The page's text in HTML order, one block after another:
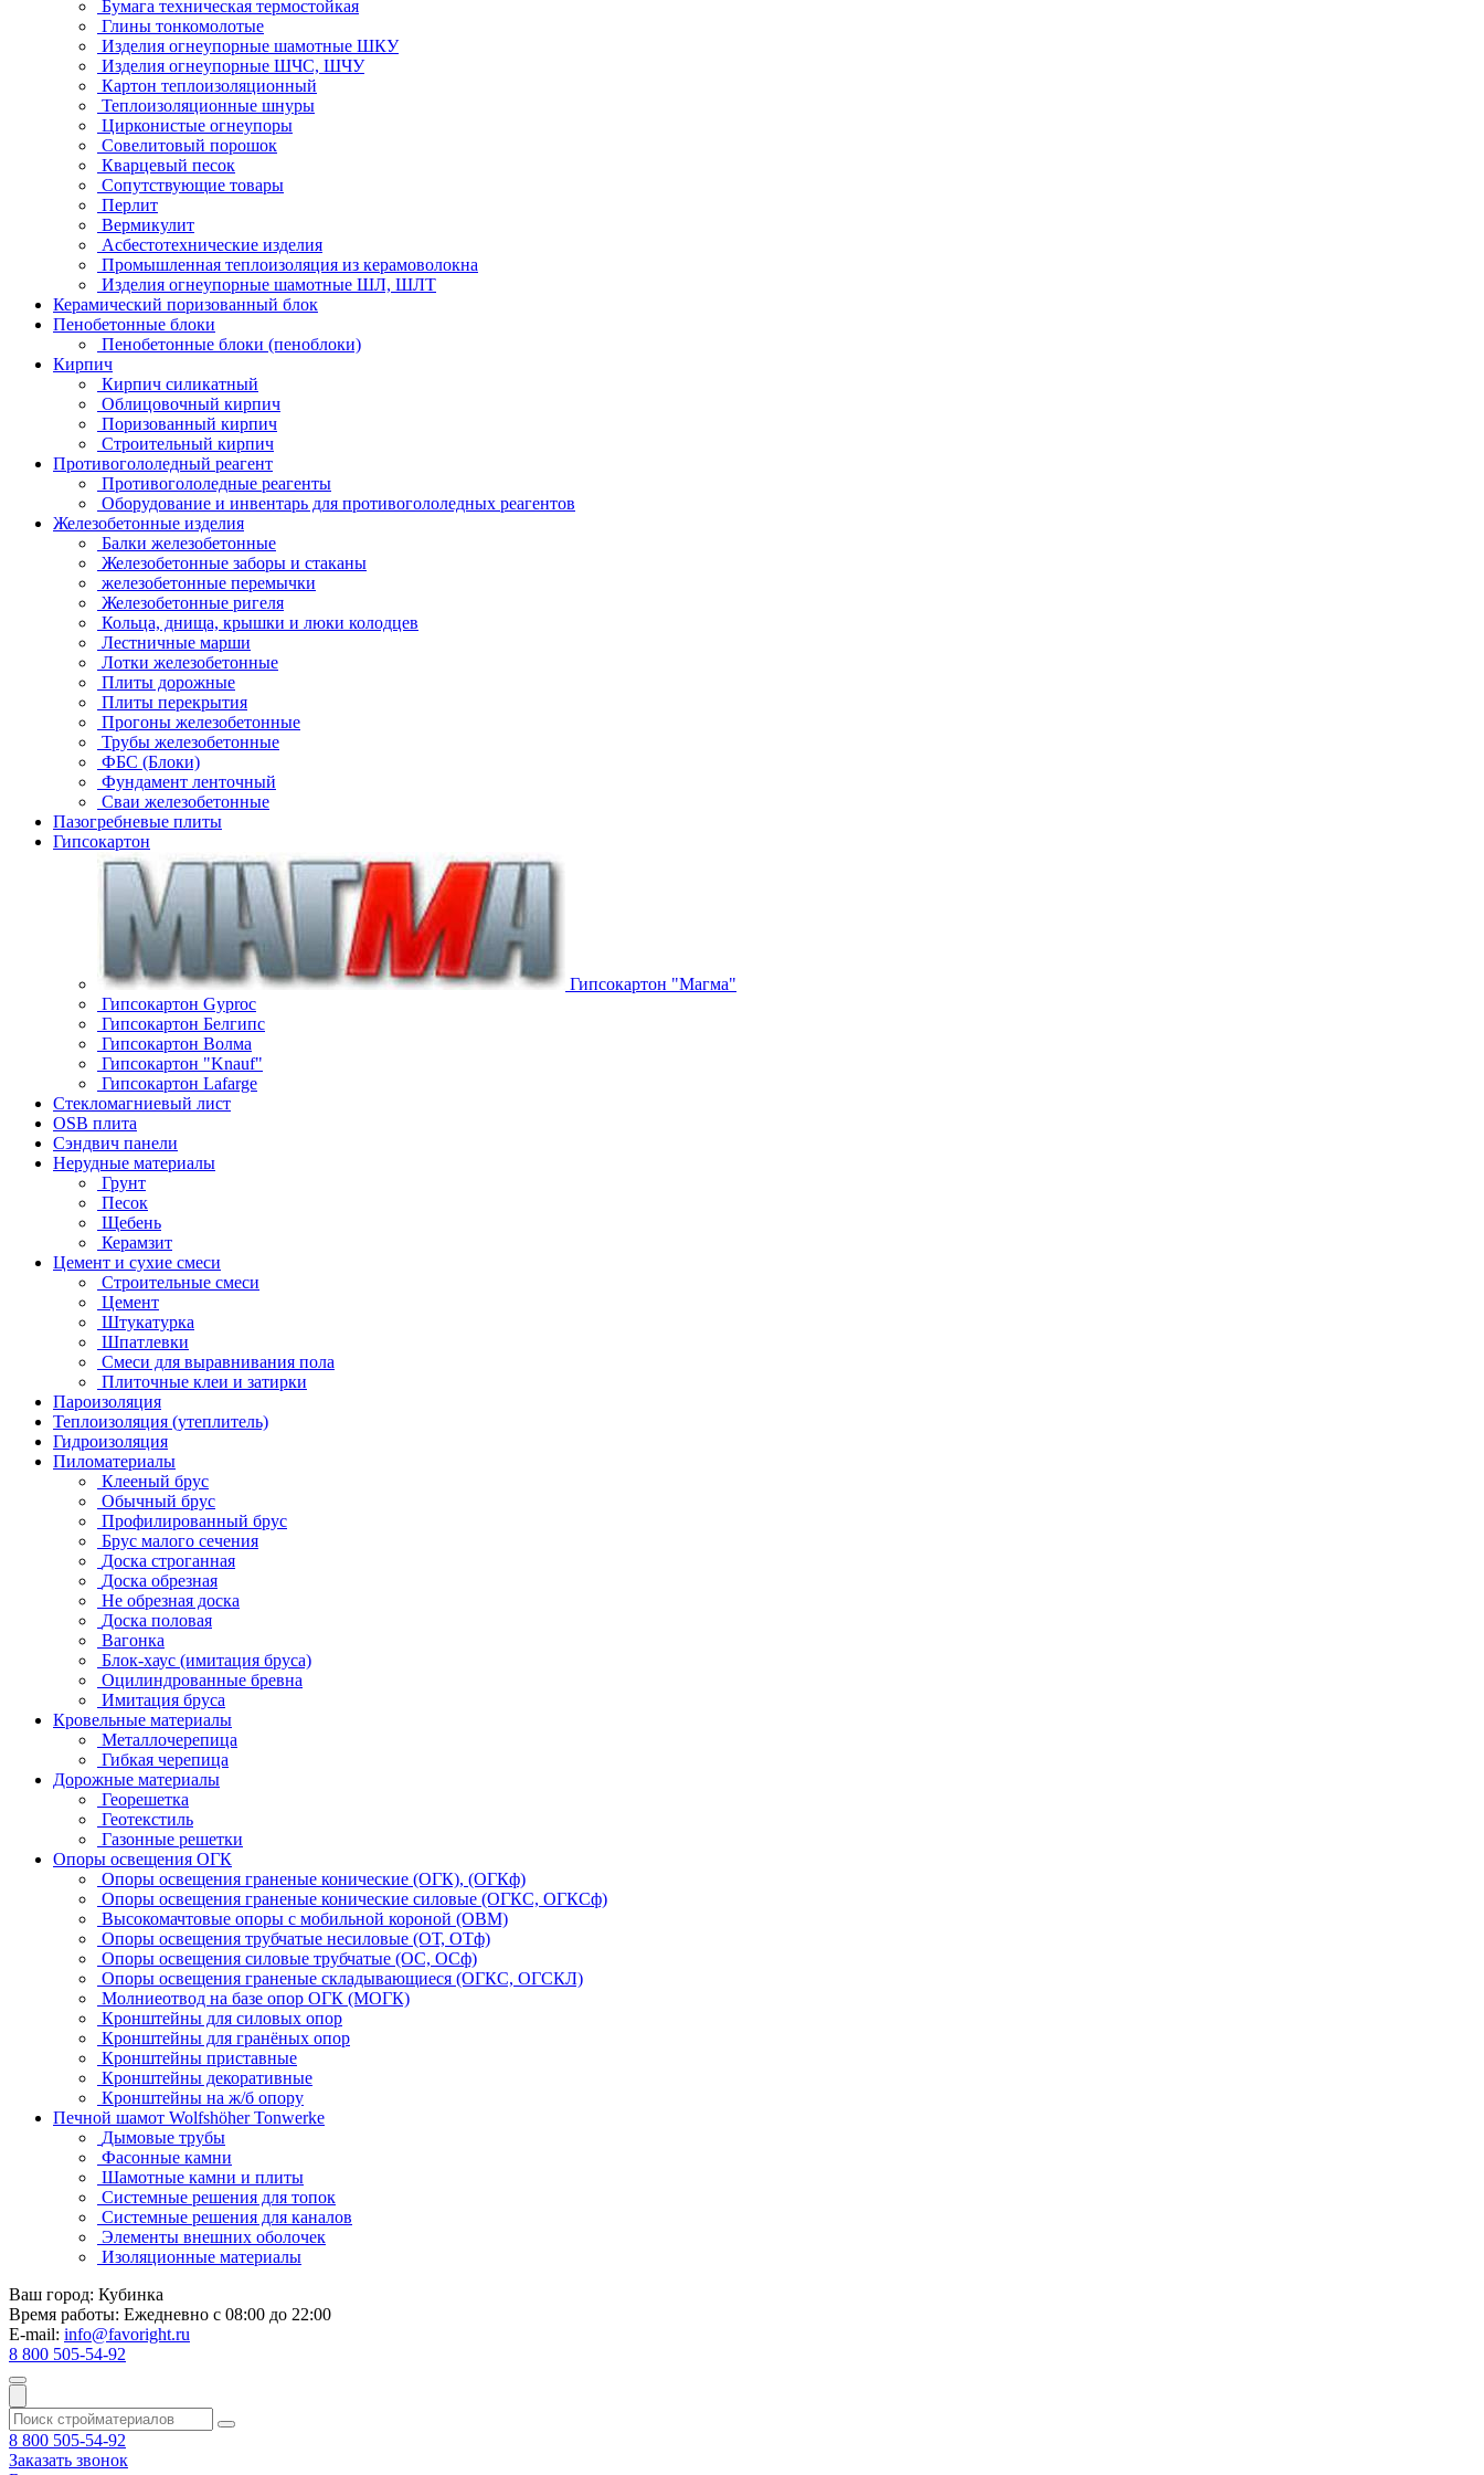
Бумага техническая термостойкая
Глины тонкомолотые
Изделия огнеупорные шамотные ШКУ
Изделия огнеупорные ШЧС, ШЧУ
Картон теплоизоляционный
Теплоизоляционные шнуры
Цирконистые огнеупоры
Совелитовый порошок
Кварцевый песок
Сопутствующие товары
Перлит
Вермикулит
Асбесто­технические изделия
Промышленная теплоизоляция из керамоволокна
Изделия огнеупорные шамотные ШЛ, ШЛТ
Керамический поризованный блок
Пенобетонные блоки
Пенобетонные блоки (пеноблоки)
Кирпич
Кирпич силикатный
Облицовочный кирпич
Поризованный кирпич
Строительный кирпич
Противогололедный реагент
Противогололедные реагенты
Оборудование и инвентарь для противогололедных реагентов
Железобетонные изделия
Балки железобетонные
Железобетонные заборы и стаканы
железобетонные перемычки
Железобетонные ригеля
Кольца, днища, крышки и люки колодцев
Лестничные марши
Лотки железобетонные
Плиты дорожные
Плиты перекрытия
Прогоны железобетонные
Трубы железобетонные
ФБС (Блоки)
Фундамент ленточный
Сваи железобетонные
Пазогребневые плиты
Гипсокартон
Гипсокартон "Магма"
Гипсокартон Gyproc
Гипсокартон Белгипс
Гипсокартон Волма
Гипсокартон "Knauf"
Гипсокартон Lafarge
Стекломагниевый лист
OSB плита
Сэндвич панели
Нерудные материалы
Грунт
Песок
Щебень
Керамзит
Цемент и сухие смеси
Строительные смеси
Цемент
Штукатурка
Шпатлевки
Смеси для выравнивания пола
Плиточные клеи и затирки
Пароизоляция
Теплоизоляция (утеплитель)
Гидроизоляция
Пиломатериалы
Клееный брус
Обычный брус
Профилированный брус
Брус малого сечения
Доска строганная
Доска обрезная
Не обрезная доска
Доска половая
Вагонка
Блок-хаус (имитация бруса)
Оцилиндрованные бревна
Имитация бруса
Кровельные материалы
Металлочерепица
Гибкая черепица
Дорожные материалы
Георешетка
Геотекстиль
Газонные решетки
Опоры освещения ОГК
Опоры освещения граненые конические (ОГК), (ОГКф)
Опоры освещения граненые конические силовые (ОГКС, ОГКСф)
Высокомачтовые опоры с мобильной короной (ОВМ)
Опоры освещения трубчатые несиловые (ОТ, ОТф)
Опоры освещения силовые трубчатые (ОС, ОСф)
Опоры освещения граненые складывающиеся (ОГКС, ОГСКЛ)
Молниеотвод на базе опор ОГК (МОГК)
Кронштейны для силовых опор
Кронштейны для гранёных опор
Кронштейны приставные
Кронштейны декоративные
Кронштейны на ж/б опору
Печной шамот Wolfshöher Tonwerke
Дымовые трубы
Фасонные камни
Шамотные камни и плиты
Системные решения для топок
Системные решения для каналов
Элементы внешних оболочек
Изоляционные материалы
Ваш город: Кубинка
Время работы: Ежедневно с 08:00 до 22:00
E-mail: info@favoright.ru
8 800 505-54-92
8 800 505-54-92
Заказать звонок